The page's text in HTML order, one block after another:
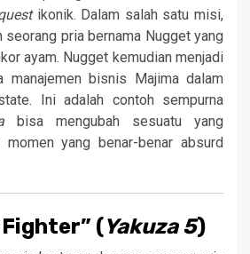
ikonik. Dalam salah satu misi,
seorang pria bernama Nugget yang
ayam. Nugget kemudian menjadi
manajemen bisnis Majima dalam
Ini adalah contoh sempurna
bisa mengubah sesuatu yang
momen yang benar-benar absurd
(Yakuza 5)